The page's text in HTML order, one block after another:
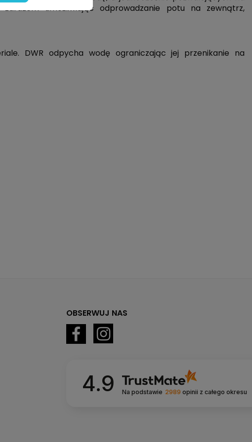
umożliwiając odprowadzanie potu na zewnątrz,
DWR odpycha wodę ograniczając jej przenikanie na
OBSERWUJ NAS
4.9 Na podstawie 2989 opinii z całego okresu